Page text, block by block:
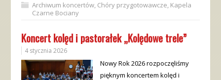
Archiwum koncertów, Chóry przygotowawcze, Kapela
Czarne Bociany
Koncert kolęd i pastorałek „Kolędowe trele”
4 stycznia 2026
Nowy Rok 2026 rozpoczęliśmy
pięknym koncertem kolęd i